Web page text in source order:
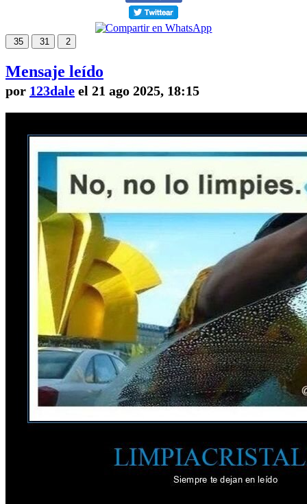
35 31 2
Mensaje leído
por 123dale el 21 ago 2025, 18:15